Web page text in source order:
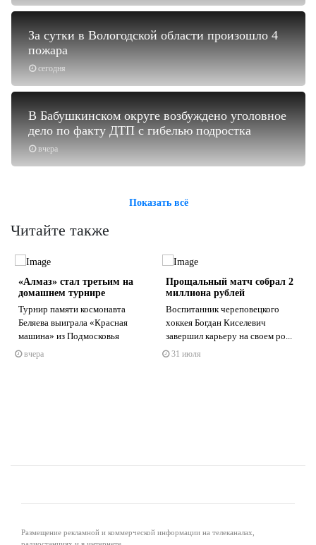
сегодня
За сутки в Вологодской области произошло 4
пожара
вчера
В Бабушкинском округе возбуждено уголовное
дело по факту ДТП с гибелью подростка
Показать всё
Читайте также
«Алмаз» стал третьим на
домашнем турнире
Турнир памяти космонавта
Беляева выиграла «Красная
машина» из Подмосковья
вчера
Прощальный матч собрал 2
миллиона рублей
Воспитанник череповецкого
хоккея Богдан Киселевич
завершил карьеру на своем ро...
31 июля
Размещение рекламной и коммерческой информации на телеканалах,